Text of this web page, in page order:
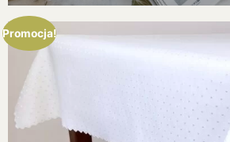
Promocja!